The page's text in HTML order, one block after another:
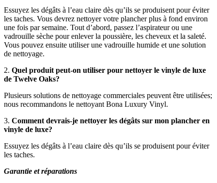
Essuyez les dégâts à l’eau claire dès qu’ils se produisent pour éviter
les taches. Vous devrez nettoyer votre plancher plus à fond environ
une fois par semaine. Tout d’abord, passez l’aspirateur ou une
vadrouille sèche pour enlever la poussière, les cheveux et la saleté.
Vous pouvez ensuite utiliser une vadrouille humide et une solution
de nettoyage.
2. Quel produit peut-on utiliser pour nettoyer le vinyle de luxe
de Twelve Oaks?
Plusieurs solutions de nettoyage commerciales peuvent être utilisées;
nous recommandons le nettoyant Bona Luxury Vinyl.
3. Comment devrais-je nettoyer les dégâts sur mon plancher en
vinyle de luxe?
Essuyez les dégâts à l’eau claire dès qu’ils se produisent pour éviter
les taches.
Garantie et réparations